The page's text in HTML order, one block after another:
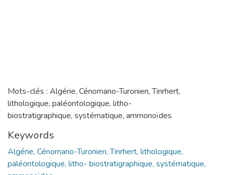
Mots-clés : Algérie, Cénomano-Turonien, Tinrhert,
lithologique, paléontologique, litho-
biostratigraphique, systématique, ammonoïdes
Keywords
Algérie, Cénomano-Turonien, Tinrhert, lithologique,
paléontologique, litho- biostratigraphique, systématique,